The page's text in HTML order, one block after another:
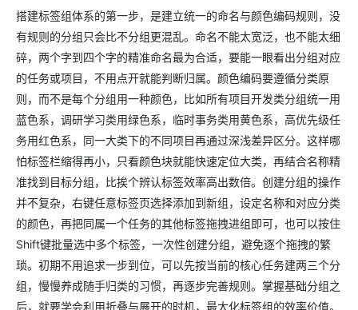
搭建标签组体系的第一步，是建立统一的命名与颜色编码规则，没
有规则的分组只会比不分组更混乱。命名不能太宽泛，也不能太细
碎，两个字到四个字的精准命名最为合适，要能一眼看出分组对应
的任务或项目，不用点开就能判断归属。颜色编码要遵循分类原
则，而不是每个分组用一种颜色，比如所有项目开发类分组统一用
蓝色系，调研学习类用绿色系，临时事务类用黄色系，高优先级任
务用红色系，同一大类下的不同项目再通过深浅差异区分。这样哪
怕标签栏缩得再小，只看颜色块就能快速定位大类，再结合名称精
准找到目标分组，比挨个辨认标签效率高出数倍。创建分组的操作
并不复杂，右键任意标签页选择添加到新组，设定名称和对应分类
的颜色，再把同属一个任务的其他标签拖拽进组即可，也可以按住
Shift键批量选中多个标签，一次性创建分组，避免逐个拖拽的繁
琐。初期不用追求一步到位，可以先按当前的核心任务建两三个分
组，慢慢养成随手归类的习惯，再逐步完善规则。掌握基础分组之
后，就要学会利用折叠与展开的时机，最大化标签组的效率价值。